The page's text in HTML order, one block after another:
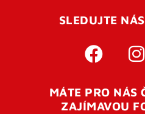
Pro úspěšné dokončení
vaší e-mailovouadresu. Po
otevření tohoto odkazu se
přihlásit. Nezapomeňte
SLEDUJTE
MÁTE PRO NÁS
ZAJÍMAVOU